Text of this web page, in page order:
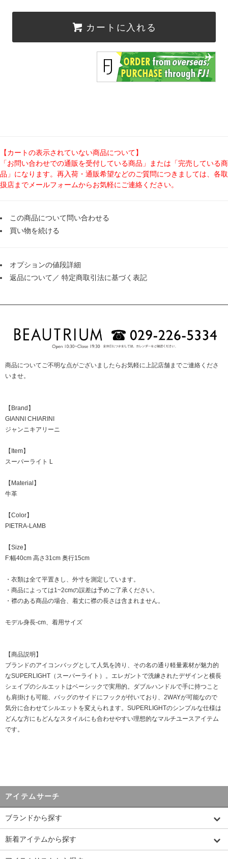
カートに入れる
【カートの表示されていない商品について】
「お問い合わせでの通販を受付している商品」または「完売している商
品」になります。再入荷・通販希望などのご質問につきましては、各取
扱店までメールフォームからお気軽にご連絡ください。
この商品について問い合わせる
買い物を続ける
オプションの値段詳細
返品について ／ 特定商取引法に基づく表記
商品についてご不明な点がございましたらお気軽に上記店舗までご連絡くださ
いませ。
【Brand】
GIANNI CHIARINI
ジャンニキアリーニ
【Item】
スーパーライト L
【Material】
牛革
【Color】
PIETRA-LAMB
【Size】
F:幅40cm 高さ31cm 奥行15cm
・衣類は全て平置きし、外寸を測定しています。
・商品によっては1~2cmの誤差は予めご了承ください。
・襟のある商品の場合、着丈に襟の長さは含まれません。
モデル身長-cm、着用サイズ
【商品説明】
ブランドのアイコンバッグとして人気を誇り、その名の通り軽量素材が魅力的
なSUPERLIGHT（スーパーライト）。エレガントで洗練されたデザインと横長
シェイプのシルエットはベーシックで実用的。ダブルハンドルで手に持つこと
も肩掛けも可能、バッグのサイドにフックが付いており、2WAYが可能なので
気分に合わせてシルエットを変えられます。SUPERLIGHTのシンプルな仕様は
どんな方にもどんなスタイルにも合わせやすい理想的なマルチユースアイテム
です。
アイテムサーチ
ブランドから探す
新着アイテムから探す